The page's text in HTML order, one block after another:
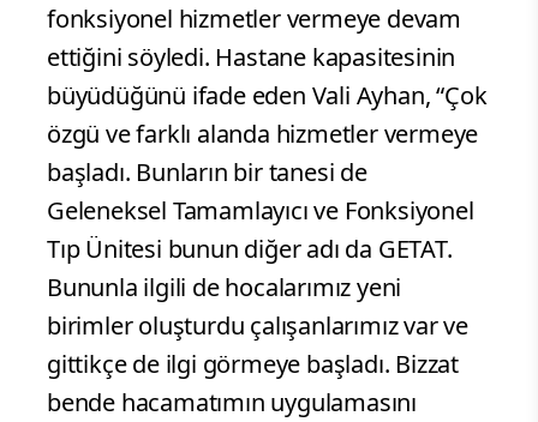
fonksiyonel hizmetler vermeye devam
ettiğini söyledi. Hastane kapasitesinin
büyüdüğünü ifade eden Vali Ayhan, “Çok
özgü ve farklı alanda hizmetler vermeye
başladı. Bunların bir tanesi de
Geleneksel Tamamlayıcı ve Fonksiyonel
Tıp Ünitesi bunun diğer adı da GETAT.
Bununla ilgili de hocalarımız yeni
birimler oluşturdu çalışanlarımız var ve
gittikçe de ilgi görmeye başladı. Bizzat
bende hacamatımın uygulamasını